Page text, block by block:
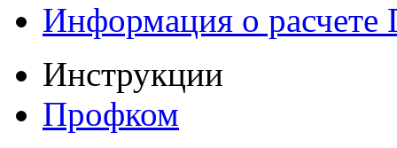
Информация о
Инструкции
Профком